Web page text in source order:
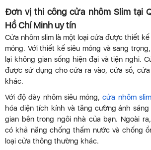
Đơn vị thi công cửa nhôm Slim tại
Hồ Chí Minh uy tín
Cửa nhôm slim là một loại cửa được thiết
mỏng. Với thiết kế siêu mỏng và sang
lại không gian sống hiện đại và tiện nghi.
được sử dụng cho cửa ra vào, cửa sổ,
khác.
Với độ dày nhôm siêu mỏng,cửa nhôm slim
hóa diện tích kính và tăng cường ánh
gian bên trong ngôi nhà của bạn. Ngoài
có khả năng chống thấm nước và chống
loại cửa thông thường khác.